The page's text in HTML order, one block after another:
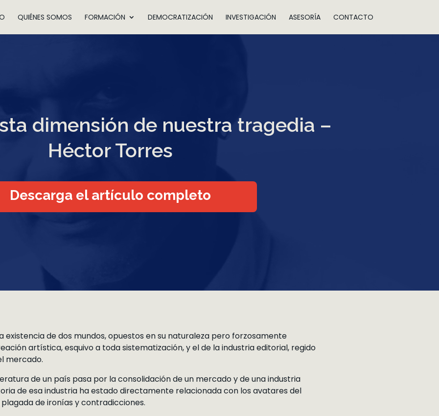
QUIÉNES SOMOS FORMACIÓN DEMOCRATIZACIÓN INVESTIGACIÓN ASESORÍA CONTACTO
dimensión de nuestra tragedia –
Héctor Torres
Descarga el artículo completo
existencia de dos mundos, opuestos en su naturaleza pero forzosamente
artística, esquivo a toda sistematización, y el de la industria editorial, regido
mercado.
de un país pasa por la consolidación de un mercado y de una industria
de esa industria ha estado directamente relacionada con los avatares del
plagada de ironías y contradicciones.